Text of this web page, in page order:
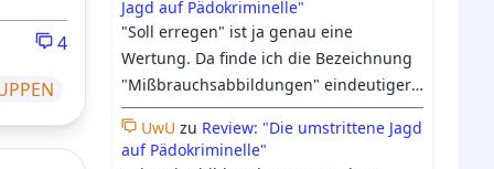
4
trotzdem etwas Raum in der Doku
bekommen hat.
Jagd auf Pädokriminelle"
"Soll erregen" ist ja genau eine
Wertung. Da finde ich die Bezeichnung
"Mißbrauchsabbildungen" eindeutiger:
Entweder es hat Mißbrauch
stattgefunden, oder eben nicht. Beim
heutigen Verständnis vom Begriff
UwU zu Review: "Die umstrittene Jagd
auf Pädokriminelle"